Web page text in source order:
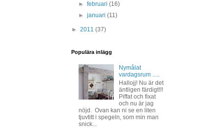
►februari(16)
►januari(11)
► 2011 (37)
Populära inlägg
Nymålat
vardagsrum .....
Hallojj! Nu är det
äntligen färdigt!!!
Piffat och fixat
och nu är jag
nöjd. Ovan kan ni se en liten
tjuvtitt i spegeln, som min man
snick...